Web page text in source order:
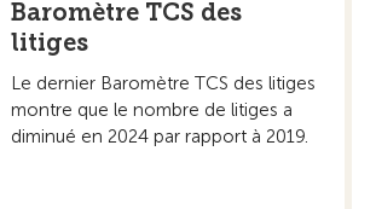
Baromètre TCS des
litiges
Le dernier Baromètre TCS des litiges
montre que le nombre de litiges a
diminué en 2024 par rapport à 2019.